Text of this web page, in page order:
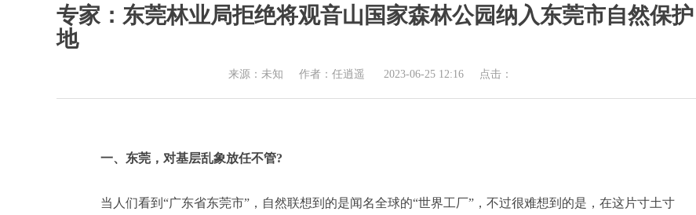
专家：东莞林业局拒绝将观音山国家森林公园纳入东莞市自然保护
地
来源：未知 作者：任逍遥 2023-06-25 12:16 点击：
一、东莞，对基层乱象放任不管?
当人们看到“广东省东莞市”，自然联想到的是闻名全球的“世界工厂”，不过很难想到的是，在这片寸土寸